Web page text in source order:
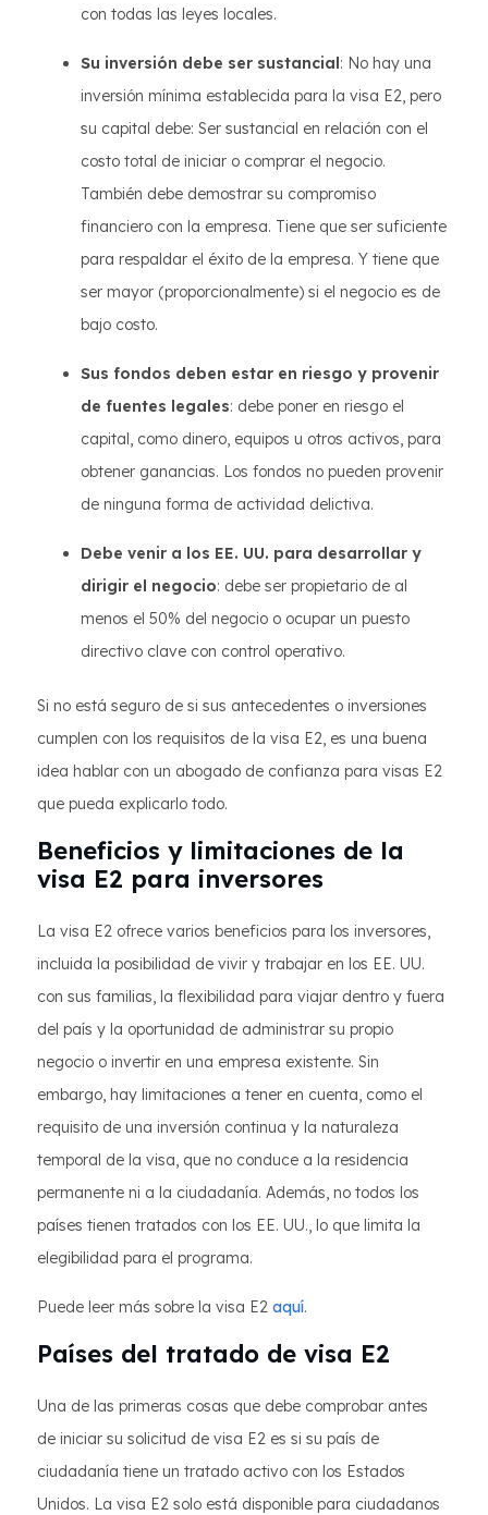
con todas las leyes locales.
Su inversión debe ser sustancial: No hay una
inversión mínima establecida para la visa E2, pero
su capital debe: Ser sustancial en relación con el
costo total de iniciar o comprar el negocio.
También debe demostrar su compromiso
financiero con la empresa. Tiene que ser suficiente
para respaldar el éxito de la empresa. Y tiene que
ser mayor (proporcionalmente) si el negocio es de
bajo costo.
Sus fondos deben estar en riesgo y provenir
de fuentes legales: debe poner en riesgo el
capital, como dinero, equipos u otros activos, para
obtener ganancias. Los fondos no pueden provenir
de ninguna forma de actividad delictiva.
Debe venir a los EE. UU. para desarrollar y
dirigir el negocio: debe ser propietario de al
menos el 50% del negocio o ocupar un puesto
directivo clave con control operativo.
Si no está seguro de si sus antecedentes o inversiones
cumplen con los requisitos de la visa E2, es una buena
idea hablar con un abogado de confianza para visas E2
que pueda explicarlo todo.
Beneficios y limitaciones de la
visa E2 para inversores
La visa E2 ofrece varios beneficios para los inversores,
incluida la posibilidad de vivir y trabajar en los EE. UU.
con sus familias, la flexibilidad para viajar dentro y fuera
del país y la oportunidad de administrar su propio
negocio o invertir en una empresa existente. Sin
embargo, hay limitaciones a tener en cuenta, como el
requisito de una inversión continua y la naturaleza
temporal de la visa, que no conduce a la residencia
permanente ni a la ciudadanía. Además, no todos los
países tienen tratados con los EE. UU., lo que limita la
elegibilidad para el programa.
Puede leer más sobre la visa E2 aquí.
Países del tratado de visa E2
Una de las primeras cosas que debe comprobar antes
de iniciar su solicitud de visa E2 es si su país de
ciudadanía tiene un tratado activo con los Estados
Unidos. La visa E2 solo está disponible para ciudadanos